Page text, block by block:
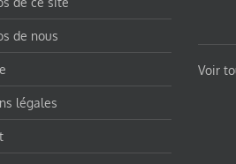
de nous
légales
Voir